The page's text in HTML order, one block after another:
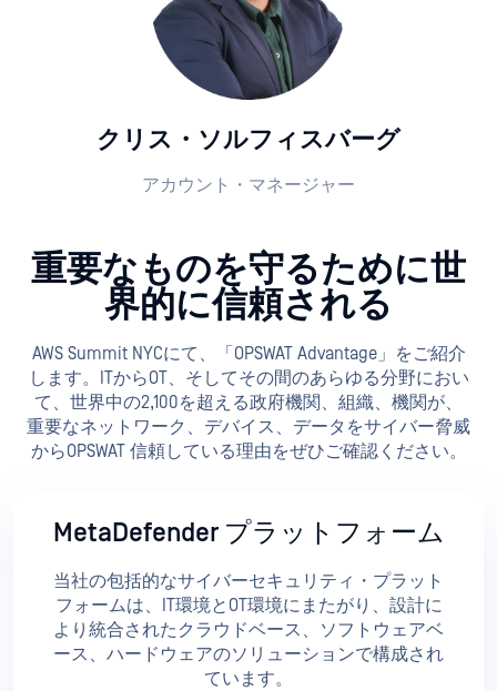
クリス・ソルフィスバーグ
アカウント・マネージャー
重要なものを守るために世
界的に信頼される
AWS Summit NYCにて、「OPSWAT Advantage」をご紹介
します。ITからOT、そしてその間のあらゆる分野におい
て、世界中の2,100を超える政府機関、組織、機関が、
重要なネットワーク、デバイス、データをサイバー脅威
からOPSWAT 信頼している理由をぜひご確認ください。
MetaDefender プラットフォーム
当社の包括的なサイバーセキュリティ・プラット
フォームは、IT環境とOT環境にまたがり、設計に
より統合されたクラウドベース、ソフトウェアベ
ース、ハードウェアのソリューションで構成され
ています。